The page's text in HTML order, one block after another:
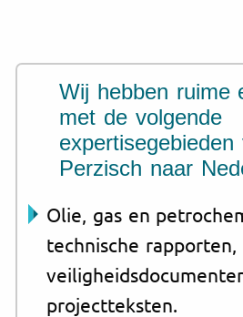
Wij hebben ruime
met de volgende
expertisegebieden
Perzisch naar
Olie, gas en
technische rapporten,
projectteksten.